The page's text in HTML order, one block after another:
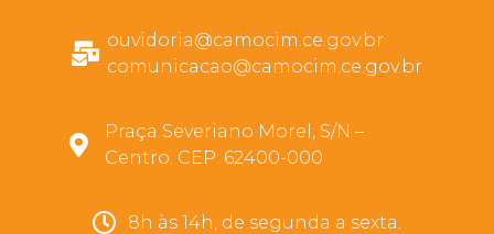
ouvidoria@camocim.ce.gov.br
comunicacao@camocim.ce.gov.br
Praça Severiano Morel, S/N –
Centro. CEP: 62400-000
8h às 14h, de segunda a sexta.